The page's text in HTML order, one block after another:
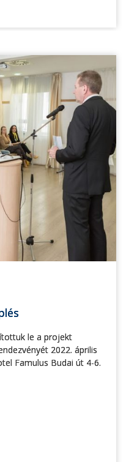
le a projekt
2022. április
Famulus Budai út 4-6.